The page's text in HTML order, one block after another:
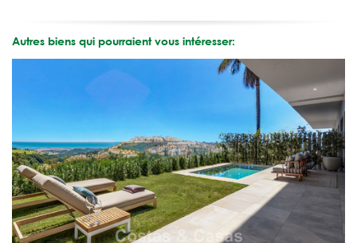
Autres biens qui pourraient vous intéresser: